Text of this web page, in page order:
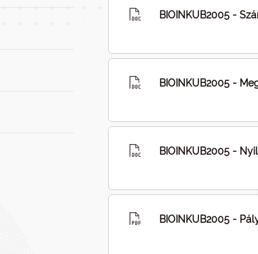
BIOINKUB2005 -
BIOINKUB2005 -
BIOINKUB2005 -
BIOINKUB2005 -